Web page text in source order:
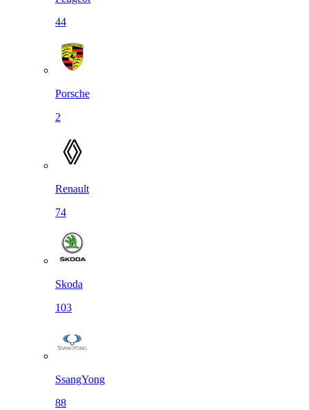
44
Porsche
2
Renault
74
Skoda
103
SsangYong
88